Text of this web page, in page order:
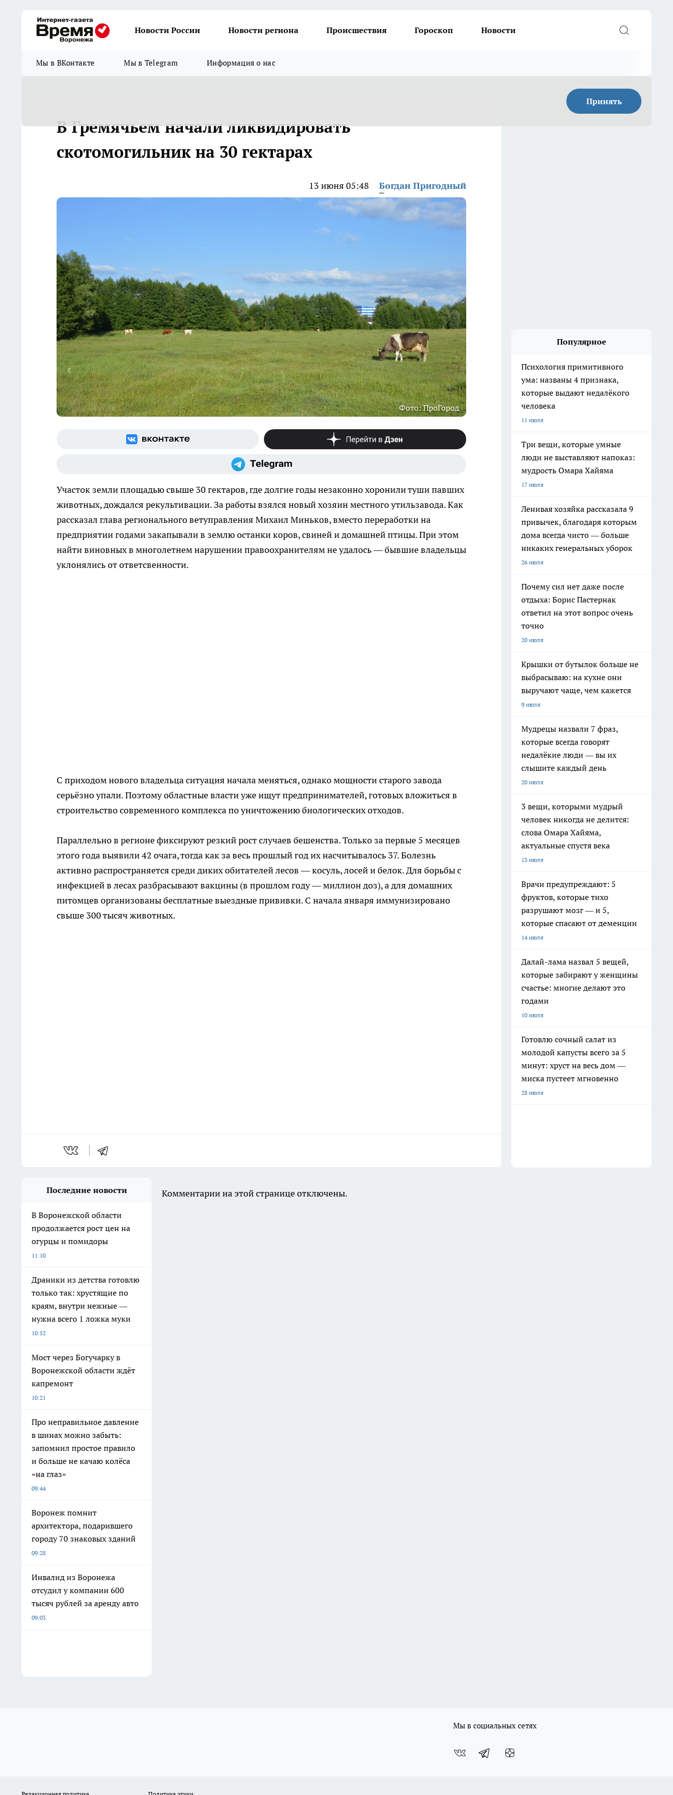
Новости России Новости региона Происшествия Гороскоп Новости
Мы в ВКонтакте Мы в Telegram Информация о нас
Принять
В Гремячьем начали ликвидировать
скотомогильник на 30 гектарах
13 июня 05:48 Богдан Пригодный
Фото: ПроГород
Участок земли площадью свыше 30 гектаров, где долгие годы незаконно хоронили туши павших
животных, дождался рекультивации. За работы взялся новый хозяин местного утильзавода. Как
рассказал глава регионального ветуправления Михаил Миньков, вместо переработки на
предприятии годами закапывали в землю останки коров, свиней и домашней птицы. При этом
найти виновных в многолетнем нарушении правоохранителям не удалось — бывшие владельцы
уклонялись от ответсвенности.
С приходом нового владельца ситуация начала меняться, однако мощности старого завода
серьёзно упали. Поэтому областные власти уже ищут предпринимателей, готовых вложиться в
строительство современного комплекса по уничтожению биологических отходов.
Параллельно в регионе фиксируют резкий рост случаев бешенства. Только за первые 5 месяцев
этого года выявили 42 очага, тогда как за весь прошлый год их насчитывалось 37. Болезнь
активно распространяется среди диких обитателей лесов — косуль, лосей и белок. Для борьбы с
инфекцией в лесах разбрасывают вакцины (в прошлом году — миллион доз), а для домашних
питомцев организованы бесплатные выездные прививки. С начала января иммунизировано
свыше 300 тысяч животных.
Популярное
Психология примитивного
ума: названы 4 признака,
которые выдают недалёкого
человека
11 июля
Три вещи, которые умные
люди не выставляют напоказ:
мудрость Омара Хайяма
17 июля
Ленивая хозяйка рассказала 9
привычек, благодаря которым
дома всегда чисто — больше
никаких генеральных уборок
26 июля
Почему сил нет даже после
отдыха: Борис Пастернак
ответил на этот вопрос очень
точно
20 июля
Крышки от бутылок больше не
выбрасываю: на кухне они
выручают чаще, чем кажется
9 июля
Мудрецы назвали 7 фраз,
которые всегда говорят
недалёкие люди — вы их
слышите каждый день
20 июля
3 вещи, которыми мудрый
человек никогда не делится:
слова Омара Хайяма,
актуальные спустя века
13 июля
Врачи предупреждают: 5
фруктов, которые тихо
разрушают мозг — и 5,
которые спасают от деменции
14 июля
Далай-лама назвал 5 вещей,
которые забирают у женщины
счастье: многие делают это
годами
10 июля
Готовлю сочный салат из
молодой капусты всего за 5
минут: хруст на весь дом —
миска пустеет мгновенно
28 июля
Последние новости
В Воронежской области
продолжается рост цен на
огурцы и помидоры
11:10
Драники из детства готовлю
только так: хрустящие по
краям, внутри нежные —
нужна всего 1 ложка муки
10:52
Мост через Богучарку в
Воронежской области ждёт
капремонт
10:21
Про неправильное давление
в шинах можно забыть:
запомнил простое правило
и больше не качаю колёса
«на глаз»
09:44
Воронеж помнит
архитектора, подарившего
городу 70 знаковых зданий
09:28
Инвалид из Воронежа
отсудил у компании 600
тысяч рублей за аренду авто
09:03
Комментарии на этой странице отключены.
Мы в социальных сетях